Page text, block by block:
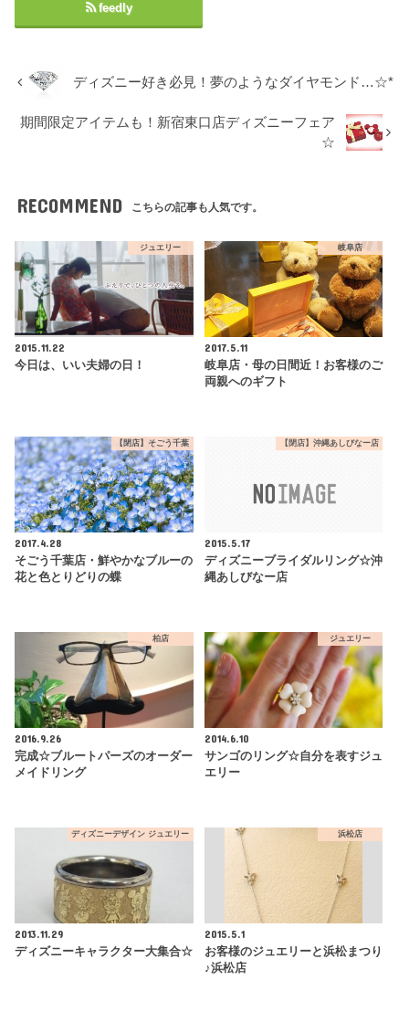
feedly
ディズニー好き必見！夢のようなダイヤモンド…☆*
期間限定アイテムも！新宿東口店ディズニーフェア
☆
RECOMMEND こちらの記事も人気です。
ジュエリー
2015.11.22
今日は、いい夫婦の日！
岐阜店
2017.5.11
岐阜店・母の日間近！お客様のご
両親へのギフト
【閉店】そごう千葉
2017.4.28
そごう千葉店・鮮やかなブルーの
花と色とりどりの蝶
【閉店】沖縄あしびなー店
2015.5.17
ディズニーブライダルリング☆沖
縄あしびなー店
柏店
2016.9.26
完成☆ブルートパーズのオーダー
メイドリング
ジュエリー
2014.6.10
サンゴのリング☆自分を表すジュ
エリー
ディズニーデザイン ジュエリー
2013.11.29
ディズニーキャラクター大集合☆
浜松店
2015.5.1
お客様のジュエリーと浜松まつり
♪浜松店